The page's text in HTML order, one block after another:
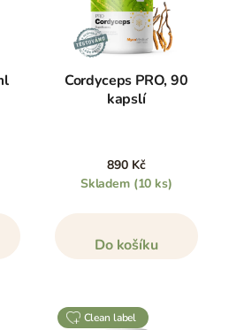
Cordyceps PRO, 90
kapslí
890 Kč
Skladem (10 ks)
Do košíku
clean label